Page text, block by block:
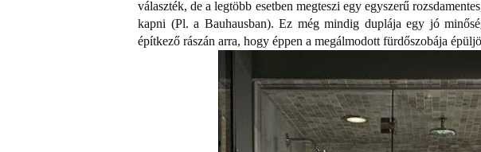
választék, de a legtöbb esetben megteszi egy egyszerű
kapni (Pl. a Bauhausban). Ez még mindig duplája egy jó
építkező rászán arra, hogy éppen a megálmodott fürdőszobája